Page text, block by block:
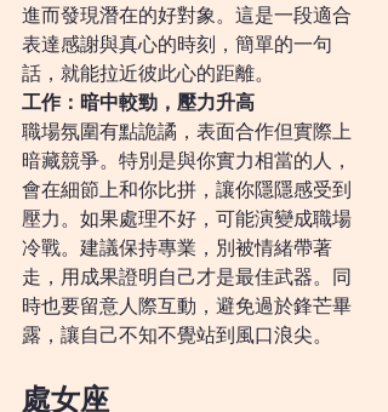
進而發現潛在的好對象。這是一段適合
表達感謝與真心的時刻，簡單的一句
話，就能拉近彼此心的距離。
工作：暗中較勁，壓力升高
職場氛圍有點詭譎，表面合作但實際上
暗藏競爭。特別是與你實力相當的人，
會在細節上和你比拼，讓你隱隱感受到
壓力。如果處理不好，可能演變成職場
冷戰。建議保持專業，別被情緒帶著
走，用成果證明自己才是最佳武器。同
時也要留意人際互動，避免過於鋒芒畢
露，讓自己不知不覺站到風口浪尖。
處女座